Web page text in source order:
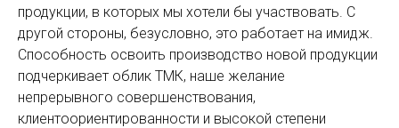
продукции, в которых мы хотели бы участвовать. С
другой стороны, безусловно, это работает на имидж.
Способность освоить производство новой продукции
подчеркивает облик ТМК, наше желание
непрерывного совершенствования,
клиентоориентированности и высокой степени